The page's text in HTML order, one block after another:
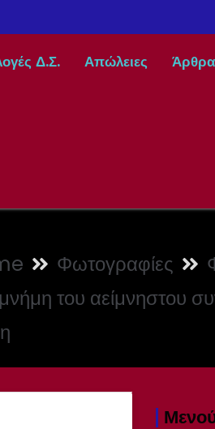
Δ.Σ. Απώλειες Άρθρα
Φωτογραφίες
του αείμνηστου